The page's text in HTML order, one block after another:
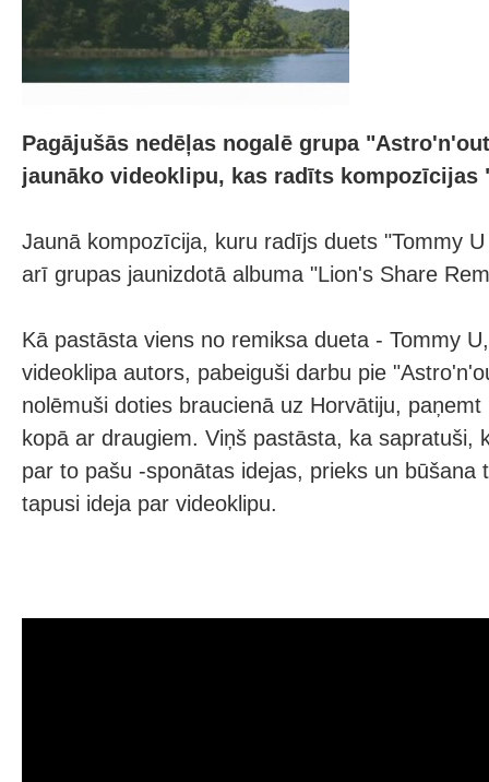
Pagājušās nedēļas nogalē grupa
jaunāko videoklipu, kas radīts kompozīcijas
Jaunā kompozīcija, kuru radījs duets "Tommy
arī grupas jaunizdotā albuma "Lion's Share
Kā pastāsta viens no remiksa dueta - Tommy
videoklipa autors, pabeiguši darbu pie
nolēmuši doties braucienā uz Horvātiju,
kopā ar draugiem. Viņš pastāsta, ka sapratuši,
par to pašu -sponātas idejas, prieks un būšana
tapusi ideja par videoklipu.